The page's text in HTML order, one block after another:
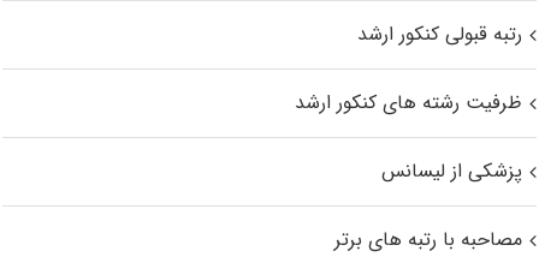
رتبه قبولی کنکور ارشد
ظرفیت رشته های کنکور ارشد
پزشکی از لیسانس
مصاحبه با رتبه های برتر